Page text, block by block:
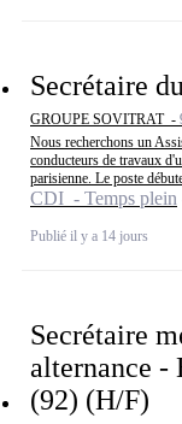
Secrétaire
GROUPE SOVITRAT -
Nous recherchons un
conducteurs de travaux
parisienne. Le poste
CDI - Temps plein
Publié il y a 14 jours
Secrétaire
alternance -
(92) (H/F)